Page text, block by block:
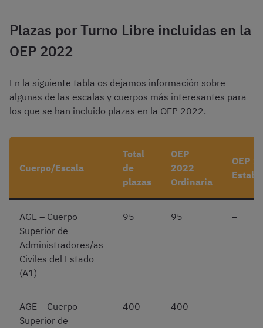
Plazas por Turno Libre incluidas en la
OEP 2022
En la siguiente tabla os dejamos información sobre
algunas de las escalas y cuerpos más interesantes para
los que se han incluido plazas en la OEP 2022.
Cuerpo/Escala
Total
de
plazas
OEP
2022
Ordinaria
OEP
AGE – Cuerpo
Superior de
Administradores/as
Civiles del Estado
(A1)
95 95 –
AGE – Cuerpo
Superior de
400 400 –